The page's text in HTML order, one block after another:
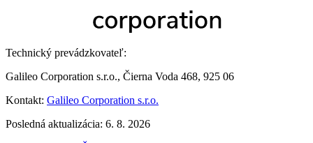
Technický prevádzkovateľ:
Galileo Corporation s.r.o., Čierna Voda 468, 925 06
Kontakt: Galileo Corporation s.r.o.
Posledná aktualizácia: 6. 8. 2026